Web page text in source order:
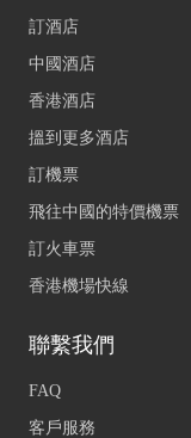
訂酒店
中國酒店
香港酒店
搵到更多酒店
訂機票
飛往中國的特價機票
訂火車票
香港機場快線
聯繫我們
FAQ
客戶服務